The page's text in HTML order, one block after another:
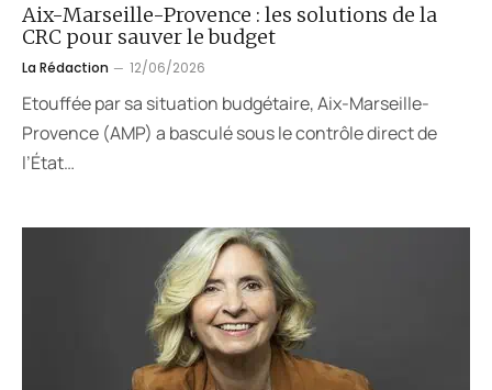
Aix-Marseille-Provence : les solutions de la
CRC pour sauver le budget
La Rédaction 12/06/2026
Etouffée par sa situation budgétaire, Aix-Marseille-
Provence (AMP) a basculé sous le contrôle direct de
l’État…